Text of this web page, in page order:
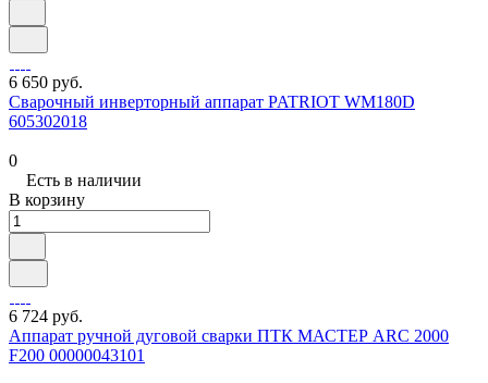
6 650 руб.
Сварочный инверторный аппарат PATRIOT WM180D
605302018
0
Есть в наличии
В корзину
6 724 руб.
Аппарат ручной дуговой сварки ПТК МАСТЕР ARC 2000
F200 00000043101